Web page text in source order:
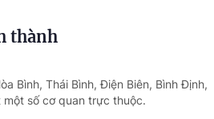
thành
Bình, Thái Bình, Điện Biên, Bình Định,
số cơ quan trực thuộc.